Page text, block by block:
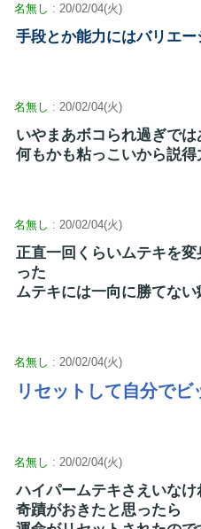
名無し : 20/02/04(火)
手段とか能力にはバリエ
名無し : 20/02/04(火)
いやまあボコられ過ぎで
何もかも粘っこいから説得
名無し : 20/02/04(火)
正直一回くらいムテキを
った
ムテキには一向に勝てな
名無し : 20/02/04(火)
リセットして自分でビ
名無し : 20/02/04(火)
ハイパームテキさえいな
奇蹟がおきたと思ったら